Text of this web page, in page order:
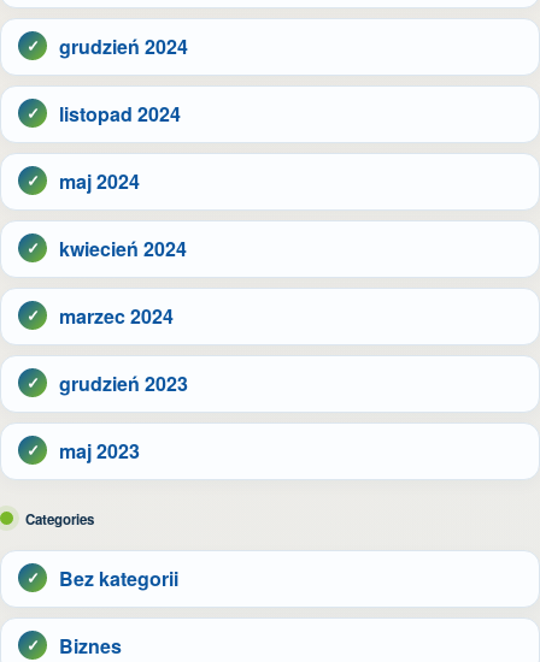
grudzień 2024
listopad 2024
maj 2024
kwiecień 2024
marzec 2024
grudzień 2023
maj 2023
Categories
Bez kategorii
Biznes